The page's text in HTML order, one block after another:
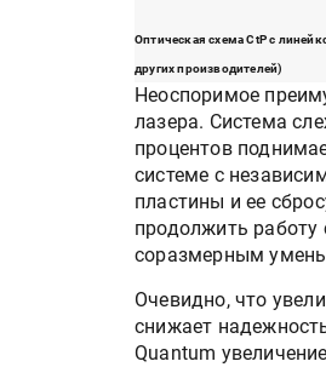
Оптическая схема CtP с
других производителей)
Неоспоримое
лазера. Система
процентов
системе с
пластины и ее
продолжить работу
соразмерным
Очевидно, что
снижает
Quantum